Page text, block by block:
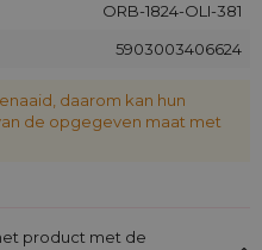
ORB-1824-OLI-381
5903003406624
daarom kan hun
de opgegeven maat met
product met de